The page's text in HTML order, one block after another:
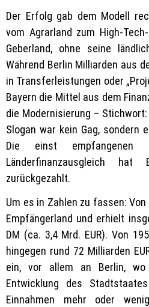
Der Erfolg gab dem Modell
vom Agrarland zum High-
Geberland, ohne seine
Während Berlin Milliarden aus
in Transferleistungen oder
Bayern die Mittel aus dem
die Modernisierung – Stichwort:
Slogan war kein Gag, sondern
Die einst empfangenen
Länderfinanzausgleich
zurückgezahlt.
Um es in Zahlen zu fassen:
Empfängerland und erhielt
DM (ca. 3,4 Mrd. EUR). Von
hingegen rund 72 Milliarden
ein, vor allem an Berlin,
Entwicklung des
Einnahmen mehr oder